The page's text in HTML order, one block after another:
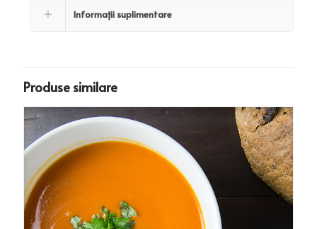
Informații suplimentare
Produse similare